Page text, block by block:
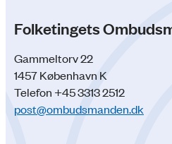
Folketingets
Gammeltorv 22
1457 København K
Telefon +45 3313 2512
post@ombudsmanden.dk